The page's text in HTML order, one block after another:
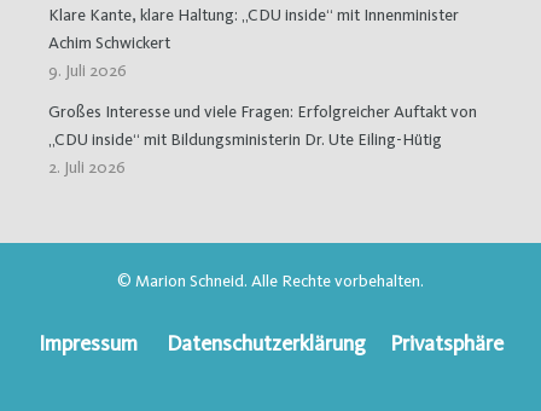
Klare Kante, klare Haltung: „CDU inside“ mit Innenminister
Achim Schwickert
9. Juli 2026
Großes Interesse und viele Fragen: Erfolgreicher Auftakt von
„CDU inside“ mit Bildungsministerin Dr. Ute Eiling-Hütig
2. Juli 2026
© Marion Schneid. Alle Rechte vorbehalten.
Impressum Datenschutzerklärung Privatsphäre